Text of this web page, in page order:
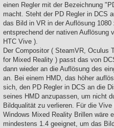
einen Regler mit der Bezeichnung
macht. Steht der PD Regler in DCS
das Bild in VR in der Auflösung
entsprechend der nativen Auflösung
HTC Vive ).
Der Compositor ( SteamVR, Oculus
for Mixed Reality ) passt das von
dann wieder an die Auflösung des
an. Bei einem HMD, das höher
sich, den PD Regler in DCS an die
seines HMD anzupassen, um nicht
Bildqualität zu verlieren. Für die Vive
Windows Mixed Reality Brillen wäre
mindestens 1.4 geeignet, um das